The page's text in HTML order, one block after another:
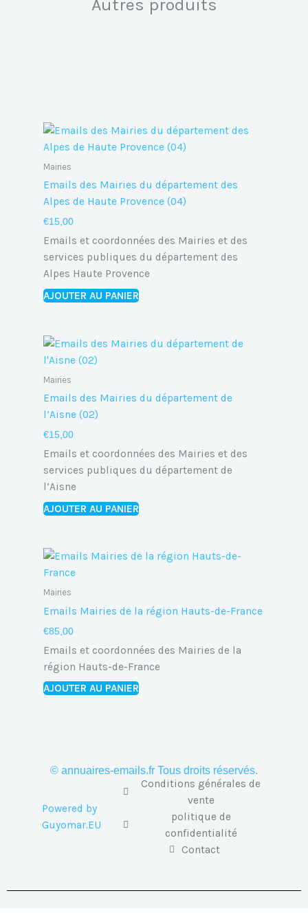
Autres produits
Mairies
Emails des Mairies du département des
Alpes de Haute Provence (04)
€15,00
Emails et coordonnées des Mairies et des
services publiques du département des
Alpes Haute Provence
AJOUTER AU PANIER
Mairies
Emails des Mairies du département de
l’Aisne (02)
€15,00
Emails et coordonnées des Mairies et des
services publiques du département de
l’Aisne
AJOUTER AU PANIER
Mairies
Emails Mairies de la région Hauts-de-France
€85,00
Emails et coordonnées des Mairies de la
région Hauts-de-France
AJOUTER AU PANIER
© annuaires-emails.fr Tous droits réservés.
Powered by
Guyomar.EU
Conditions générales de
vente
politique de
confidentialité
Contact